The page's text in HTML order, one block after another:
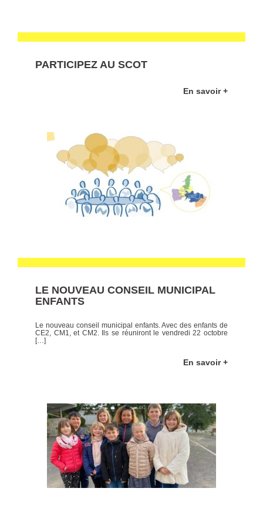
PARTICIPEZ AU SCOT
En savoir +
LE NOUVEAU CONSEIL MUNICIPAL
ENFANTS
Le nouveau conseil municipal enfants. Avec des enfants de
CE2, CM1, et CM2. Ils se réuniront le vendredi 22 octobre
[…]
En savoir +